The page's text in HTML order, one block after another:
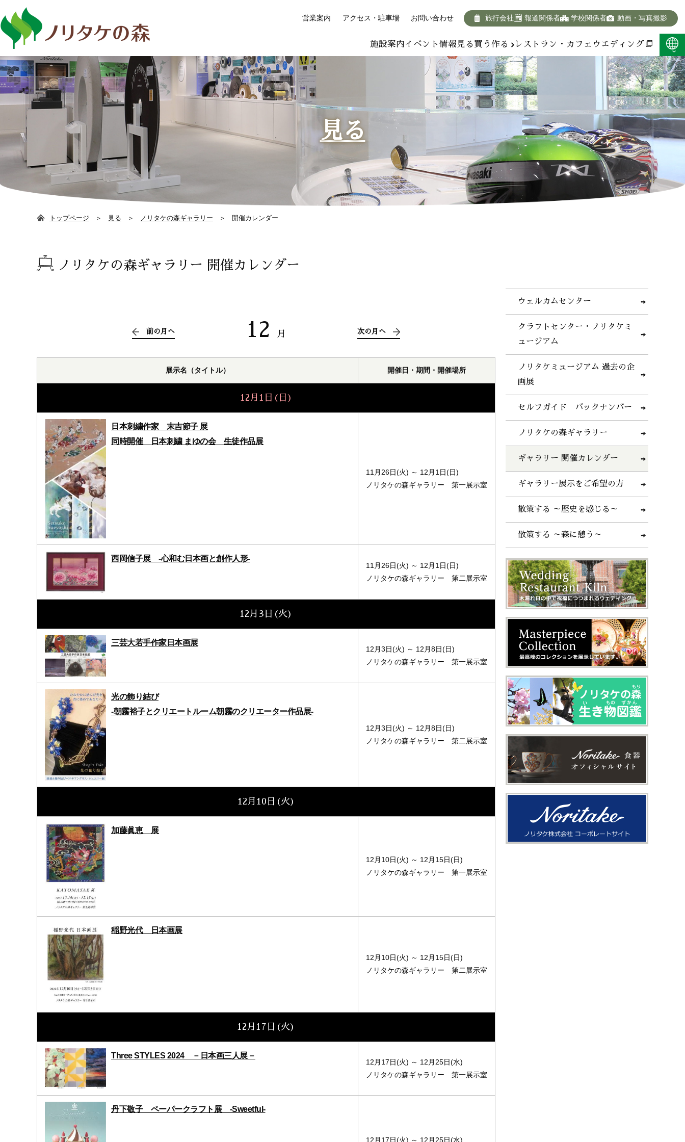
営業案内 アクセス・駐車場 お問い合わせ 旅行会社 報道関係者 学校関係者 動画・写真撮影
施設案内イベント情報 見る 買う作る
絵付け体験コーナー プレミアム絵付け体験
レストラン・カフェ ウエディング
日本語 ENGLISH简体中文 (PDF:2.7MB) ภาษาไทย (PDF:400KB)
見る
トップページ 見る ノリタケの森ギャラリー 開催カレンダー
ノリタケの森ギャラリー 開催カレンダー
前の月へ 12 月 次の月へ
展示名（タイトル） 開催日・期間・開催場所
12月1日(日)
日本刺繍作家 末吉節子 展
同時開催 日本刺繍 まゆの会 生徒作品展
11月26日(火) ～ 12月1日(日)
ノリタケの森ギャラリー 第一展示室
西岡信子展 ‐心和む日本画と創作人形‐
11月26日(火) ～ 12月1日(日)
ノリタケの森ギャラリー 第二展示室
12月3日(火)
三芸大若手作家日本画展
12月3日(火) ～ 12月8日(日)
ノリタケの森ギャラリー 第一展示室
光の飾り結び
-朝霧裕子とクリエートルーム朝霧のクリエーター作品展-
12月3日(火) ～ 12月8日(日)
ノリタケの森ギャラリー 第二展示室
12月10日(火)
加藤眞恵 展
12月10日(火) ～ 12月15日(日)
ノリタケの森ギャラリー 第一展示室
稲野光代 日本画展
12月10日(火) ～ 12月15日(日)
ノリタケの森ギャラリー 第二展示室
12月17日(火)
Three STYLES 2024 －日本画三人展－
12月17日(火) ～ 12月25日(水)
ノリタケの森ギャラリー 第一展示室
丹下敬子 ペーパークラフト展 -Sweetful-
12月17日(火) ～ 12月25日(水)
ウェルカムセンター
クラフトセンター・ノリタケミ
ュージアム
ノリタケミュージアム 過去の企
画展
セルフガイド バックナンバー
ノリタケの森ギャラリー
ギャラリー 開催カレンダー
ギャラリー展示をご希望の方
散策する ～歴史を感じる～
散策する ～森に憩う～